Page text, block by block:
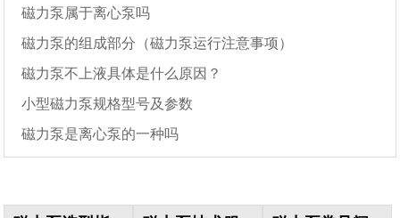
磁力泵属于离心泵吗
磁力泵的组成部分（磁力泵运行注意事项）
磁力泵不上液具体是什么原因？
小型磁力泵规格型号及参数
磁力泵是离心泵的一种吗